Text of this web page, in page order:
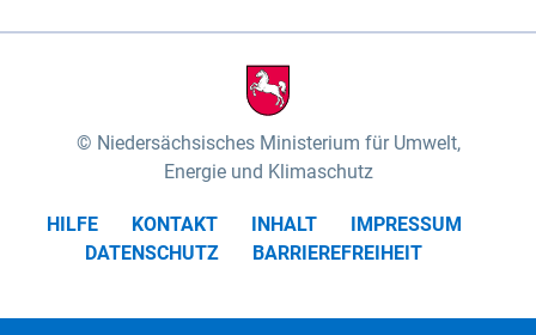
Niedersächsisches Ministerium für Umwelt,
Energie und Klimaschutz
HILFE KONTAKT INHALT
IMPRESSUM
DATENSCHUTZ
BARRIEREFREIHEIT